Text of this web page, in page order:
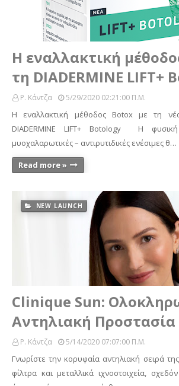
Η εναλλακτική
τη DIADERMINE LIFT+
Ρ. Κάντζα 5/29/2020 02:21:00 Π.μ.
Η εναλλακτική μέθοδος Botox με τη
DIADERMINE LIFT+ Botology Η φυσική
μυοχαλαρωτικές – αντιρυτιδικές ενέσιμες θ…
Read more »
NEW LAUNCH
Clinique Sun:
Αντηλιακή Προστασία
Ρ. Κάντζα 5/14/2020 07:07:00 Π.μ.
Γνωρίστε την κορυφαία αντηλιακή σειρά
φίλτρα και μεταλλικά ιχνοστοιχεία,